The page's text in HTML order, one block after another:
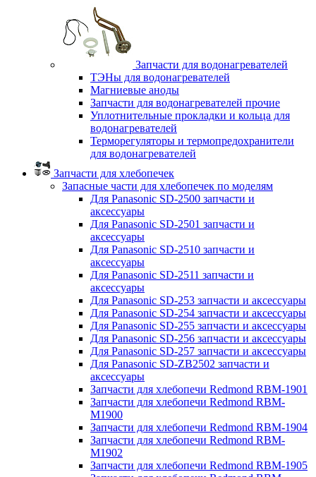
Запчасти для водонагревателей
ТЭНы для водонагревателей
Магниевые аноды
Запчасти для водонагревателей прочие
Уплотнительные прокладки и кольца для
водонагревателей
Терморегуляторы и термопредохранители
для водонагревателей
Запчасти для хлебопечек
Запасные части для хлебопечек по моделям
Для Panasonic SD-2500 запчасти и
аксессуары
Для Panasonic SD-2501 запчасти и
аксессуары
Для Panasonic SD-2510 запчасти и
аксессуары
Для Panasonic SD-2511 запчасти и
аксессуары
Для Panasonic SD-253 запчасти и аксессуары
Для Panasonic SD-254 запчасти и аксессуары
Для Panasonic SD-255 запчасти и аксессуары
Для Panasonic SD-256 запчасти и аксессуары
Для Panasonic SD-257 запчасти и аксессуары
Для Panasonic SD-ZB2502 запчасти и
аксессуары
Запчасти для хлебопечи Redmond RBM-1901
Запчасти для хлебопечи Redmond RBM-
M1900
Запчасти для хлебопечи Redmond RBM-1904
Запчасти для хлебопечи Redmond RBM-
M1902
Запчасти для хлебопечи Redmond RBM-1905